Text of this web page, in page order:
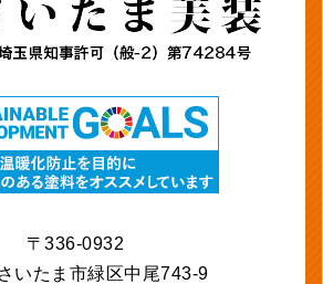
〒336-0932
いたま市緑区中尾743-9